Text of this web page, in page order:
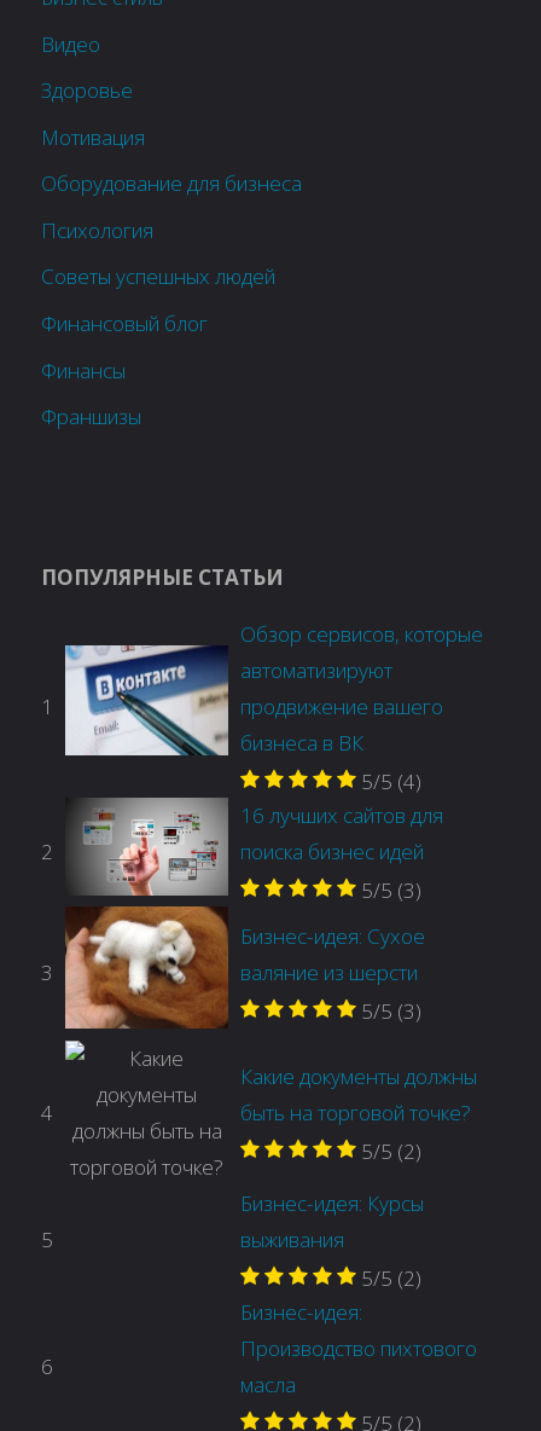
Видео
Здоровье
Мотивация
Оборудование для бизнеса
Психология
Советы успешных людей
Финансовый блог
Финансы
Франшизы
ПОПУЛЯРНЫЕ СТАТЬИ
1
Обзор сервисов, которые
автоматизируют
продвижение вашего
бизнеса в ВК
5/5 (4)
2
16 лучших сайтов для
поиска бизнес идей
5/5 (3)
3
Бизнес-идея: Сухое
валяние из шерсти
5/5 (3)
4
Какие документы должны
быть на торговой точке?
5/5 (2)
5
Бизнес-идея: Курсы
выживания
5/5 (2)
6
Бизнес-идея:
Производство пихтового
масла
5/5 (2)